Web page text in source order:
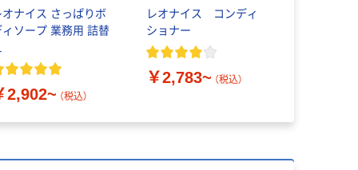
オナイス さっぱりボ
ィソープ 業務用 詰替
2,902~ （税込）
レオナイス コンディ
ショナー
￥2,783~ （税込）